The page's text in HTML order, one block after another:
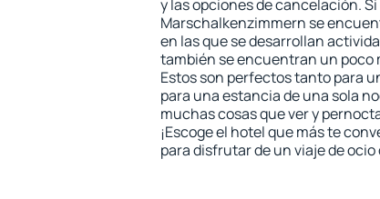
y las opciones de cancelación.
Marschalkenzimmern se
en las que se desarrollan
también se encuentran un poco
Estos son perfectos tanto para
para una estancia de una sola
muchas cosas que ver y
¡Escoge el hotel que más te
para disfrutar de un viaje de